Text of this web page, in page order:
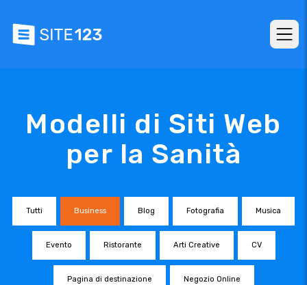
Modelli di Siti Web
per la Sanità
Tutti Business Blog Fotografia Musica
Evento Ristorante Arti Creative CV
Pagina di destinazione Negozio Online